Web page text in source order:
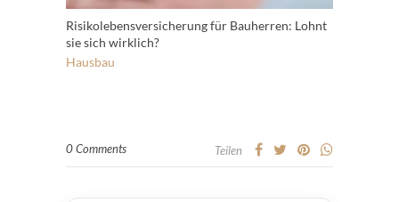
Risikolebensversicherung für Bauherren: Lohnt
sie sich wirklich?
Hausbau
0 Comments Teilen